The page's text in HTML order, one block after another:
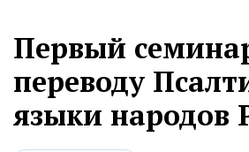
Первый
переводу
языки народов